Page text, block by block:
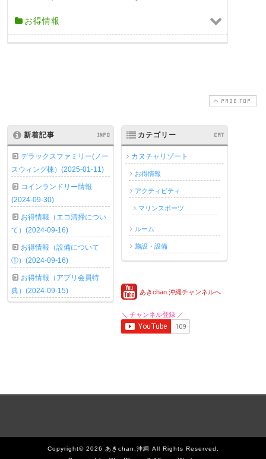
お得情報
PAGE TOP
新着記事 INFO
デラックスファミリー(ノー
スウィング棟）(2025-01-11)
コインランドリー情報
(2024-09-30)
お得情報（エコ清掃につい
て）(2024-09-16)
お得情報（設備について
①）(2024-09-16)
お得情報（アプリ会員特
典）(2024-09-15)
カテゴリー CAT
カヌチャリゾート
お得情報
アクティビティ
マリンスポーツ
ルーム
施設・設備
あきchan.沖縄チャンネルへ
＼ チャンネル登録 ／
Copyright© 2026 あきchan.沖縄 All Rights Reserved.